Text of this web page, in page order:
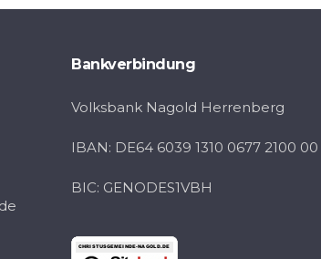
Bankverbindung
Volksbank Nagold Herrenberg
IBAN: DE64 6039 1310 0677 2100 00
BIC: GENODES1VBH